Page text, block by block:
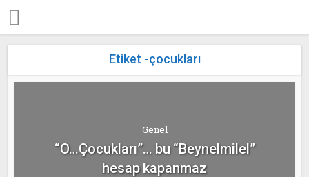
Etiket -çocukları
Genel
“O…Çocukları”… bu “Beynelmilel”
hesap kapanmaz